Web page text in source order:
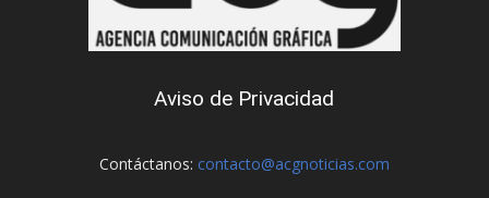
Aviso de Privacidad
Contáctanos: contacto@acgnoticias.com